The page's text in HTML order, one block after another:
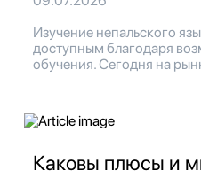
Изучение непальского
доступным благодаря
обучения. Сегодня на
Каковы плюсы и